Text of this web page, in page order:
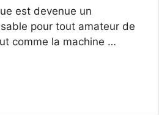
est devenue un
pour tout amateur de
comme la machine …